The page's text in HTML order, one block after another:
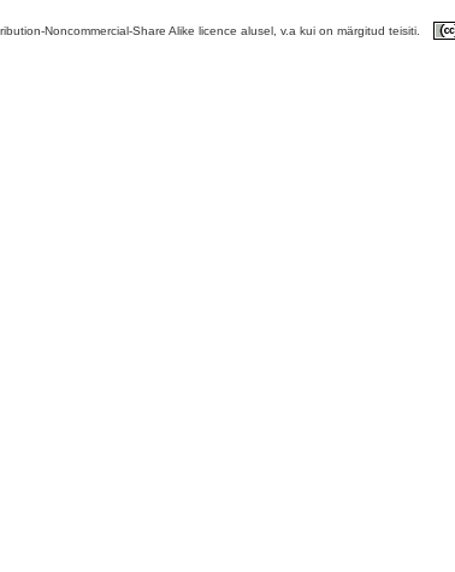
Noncommercial-Share Alike licence alusel, v.a kui on märgitud teisiti.